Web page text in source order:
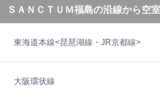
ＳＡＮＣＴＵＭ福島の沿線から空
東海道本線<琵琶湖線・JR京都線>
大阪環状線